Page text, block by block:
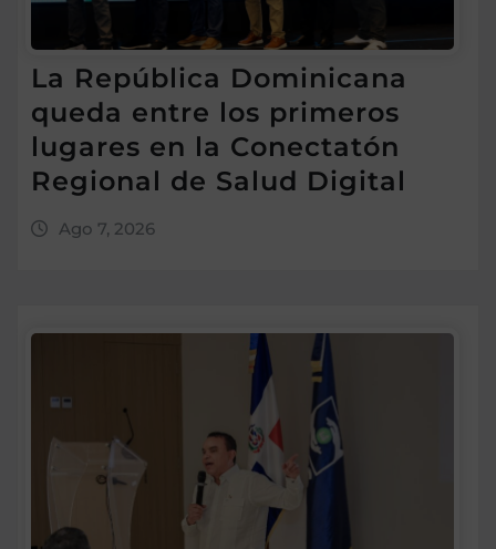
La República Dominicana
queda entre los primeros
lugares en la Conectatón
Regional de Salud Digital
Ago 7, 2026